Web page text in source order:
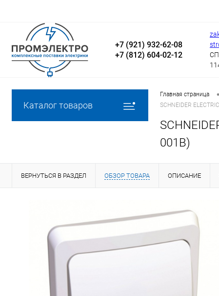
+7 (921) 932-62-08
+7 (812) 604-02-12
Каталог товаров
Главная страница •
SCHNEIDER
001B)
ВЕРНУТЬСЯ В РАЗДЕЛ ОБЗОР ТОВАРА ОПИСАНИЕ